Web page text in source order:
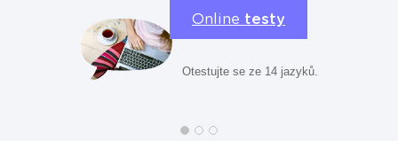
Online testy
Otestujte se ze 14 jazyků.